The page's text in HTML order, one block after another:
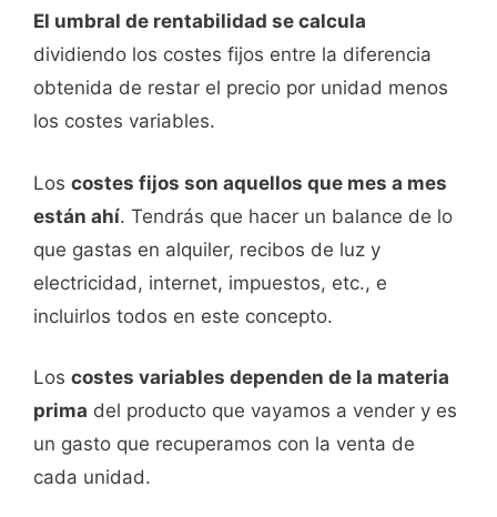
El umbral de rentabilidad se calcula
dividiendo los costes fijos entre la diferencia
obtenida de restar el precio por unidad menos
los costes variables.
Los costes fijos son aquellos que mes a mes
están ahí. Tendrás que hacer un balance de lo
que gastas en alquiler, recibos de luz y
electricidad, internet, impuestos, etc., e
incluirlos todos en este concepto.
Los costes variables dependen de la materia
prima del producto que vayamos a vender y es
un gasto que recuperamos con la venta de
cada unidad.